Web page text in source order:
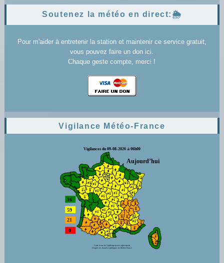
Soutenez la météo en direct:🌦️
Pour m'aider à entretenir la station et maintenir ce service gratuit,
vous pouvez faire un don ici.
Chaque geste compte, merci !
Vigilance Météo-France